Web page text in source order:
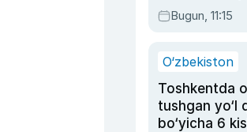
olib borib
20 yilga
Bugun, 11:15
O‘zbekiston
Toshkentda
tushgan yo‘l
bo‘yicha 6